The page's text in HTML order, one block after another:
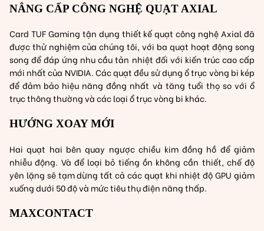
NÂNG CẤP CÔNG NGHỆ QUẠT AXIAL
Card TUF Gaming tận dụng thiết kế quạt công nghệ Axial đã
được thử nghiệm của chúng tôi, với ba quạt hoạt động song
song để đáp ứng nhu cầu tản nhiệt đối với kiến trúc cao cấp
mới nhất của NVIDIA. Các quạt đều sử dụng ổ trục vòng bi kép
để đảm bảo hiệu năng đồng nhất và tăng tuổi thọ so với ổ
trục thông thường và các loại ổ trục vòng bi khác.
HƯỚNG XOAY MỚI
Hai quạt hai bên quay ngược chiều kim đồng hồ để giảm
nhiễu động. Và để loại bỏ tiếng ồn không cần thiết, chế độ
yên lặng sẽ tạm dừng tất cả các quạt khi nhiệt độ GPU giảm
xuống dưới 50 độ và mức tiêu thụ điện năng thấp.
MAXCONTACT